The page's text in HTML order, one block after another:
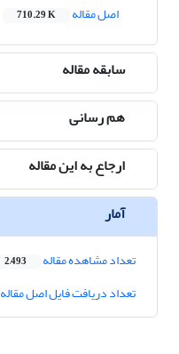
اصل مقاله
710.29 K
سابقه مقاله
هم رسانی
ارجاع به این مقاله
آمار
تعداد مشاهده مقاله 2,493
تعداد دریافت فایل اصل مقاله